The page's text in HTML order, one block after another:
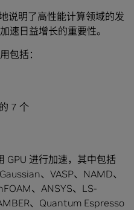
说明了高性能计算领域的发
速日益增长的重要性。
包括：
7 个
GPU 进行加速，其中包括
、VASP、NAMD、
、ANSYS、LS-
、Quantum Espresso